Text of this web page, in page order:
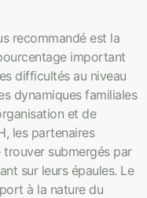
recommandé est la
important
difficultés au niveau
dynamiques familiales
et de
les partenaires
trouver submergés par
sur leurs épaules. Le
à la nature du